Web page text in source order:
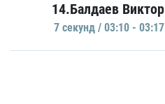
14.Балдаев Виктор
7 секунд / 03:10 - 03:17